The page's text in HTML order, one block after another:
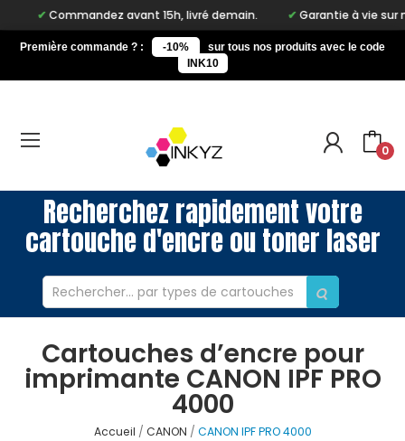
Commandez avant 15h, livré demain. Garantie à vie sur notre
Première commande ? : -10%
sur tous nos produits avec le code
INK10
0
Recherchez rapidement votre
cartouche d'encre ou toner laser
Cartouches d’encre pour
imprimante CANON IPF PRO
4000
Accueil CANON CANON IPF PRO 4000